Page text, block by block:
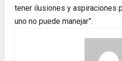
tener ilusiones y aspiraciones
uno no puede manejar”.